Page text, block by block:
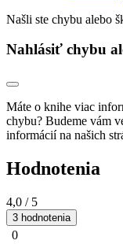
Našli ste chybu alebo
Nahlásiť chybu
Máte o knihe viac
chybu? Budeme vám
informácií na našich
Hodnotenia
4,0 / 5
3 hodnotenia
0